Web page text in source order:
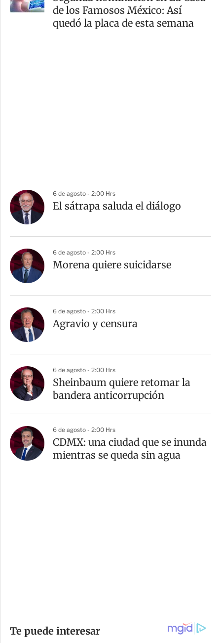
de los Famosos México: Así
quedó la placa de esta semana
6 de agosto - 2:00 Hrs
El sátrapa saluda el diálogo
6 de agosto - 2:00 Hrs
Morena quiere suicidarse
6 de agosto - 2:00 Hrs
Agravio y censura
6 de agosto - 2:00 Hrs
Sheinbaum quiere retomar la
bandera anticorrupción
6 de agosto - 2:00 Hrs
CDMX: una ciudad que se inunda
mientras se queda sin agua